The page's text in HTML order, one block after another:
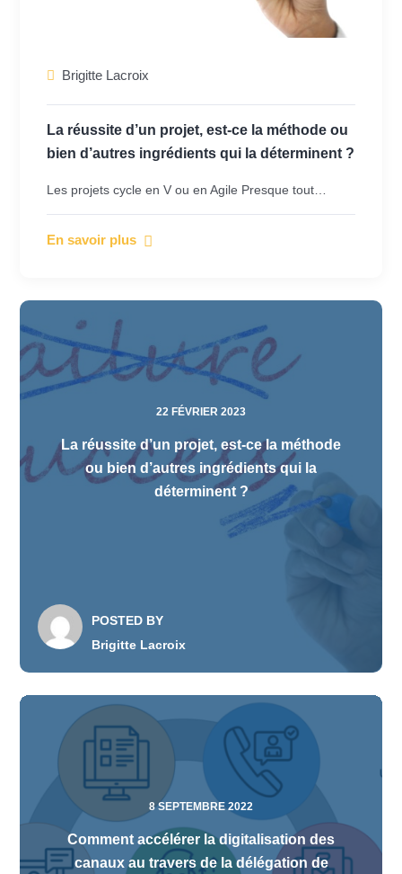
Brigitte Lacroix
La réussite d’un projet, est-ce la méthode ou
bien d’autres ingrédients qui la déterminent ?
Les projets cycle en V ou en Agile Presque tout…
En savoir plus
22 FÉVRIER 2023
La réussite d’un projet, est-ce la méthode
ou bien d’autres ingrédients qui la
déterminent ?
POSTED BY
Brigitte Lacroix
8 SEPTEMBRE 2022
Comment accélérer la digitalisation des
canaux au travers de la délégation de